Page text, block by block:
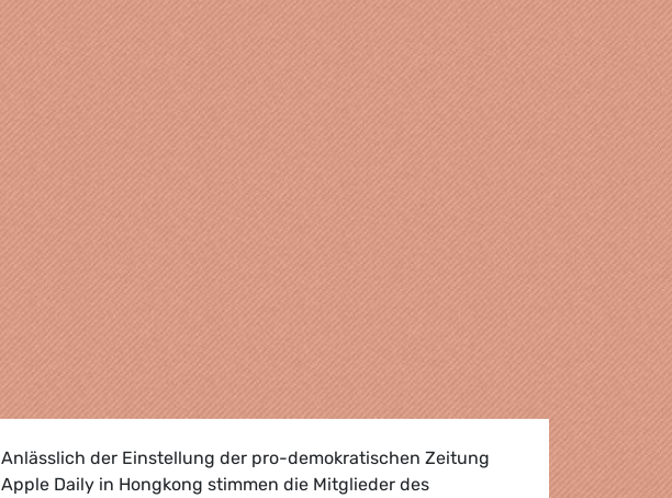
Anlässlich der Einstellung der pro-demokratischen Zeitung
Apple Daily in Hongkong stimmen die Mitglieder des